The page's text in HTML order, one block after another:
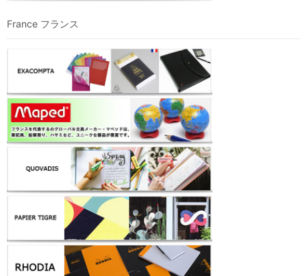
France フランス